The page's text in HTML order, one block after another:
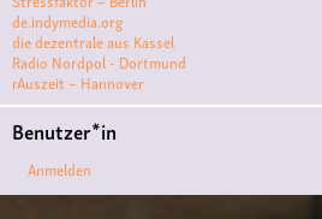
VKqueer#Demo
ve#film #kino
#filmclub#Münster
#menschenrechte
de.indymedia.org
die dezentrale aus Kassel
Radio Nordpol - Dortmund
rAuszeit – Hannover
Benutzer*in
Anmelden